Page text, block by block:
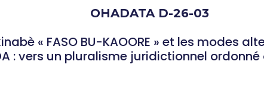
OHADATA D-26-03
« FASO BU-KAOORE » et les modes
: vers un pluralisme juridictionnel